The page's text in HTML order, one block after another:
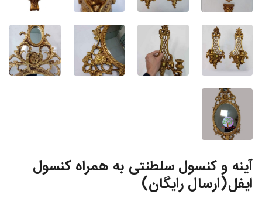
آینه و کنسول سلطنتی به همراه کنسول
ایفل(ارسال رایگان)